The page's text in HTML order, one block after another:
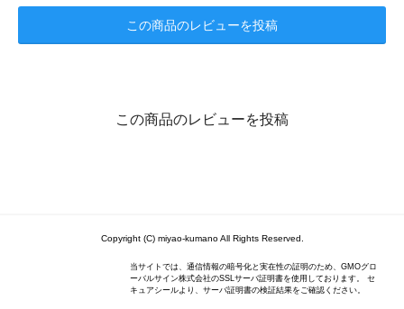
この商品のレビューを投稿
この商品のレビューを投稿
Copyright (C) miyao-kumano All Rights Reserved.
当サイトでは、通信情報の暗号化と実在性の証明のため、GMOグロ
ーバルサイン株式会社のSSLサーバ証明書を使用しております。 セ
キュアシールより、サーバ証明書の検証結果をご確認ください。